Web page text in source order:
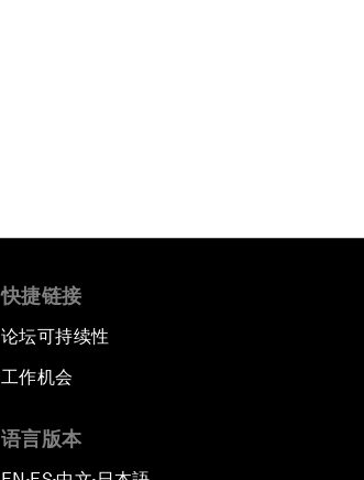
快捷链接
论坛可持续性
工作机会
语言版本